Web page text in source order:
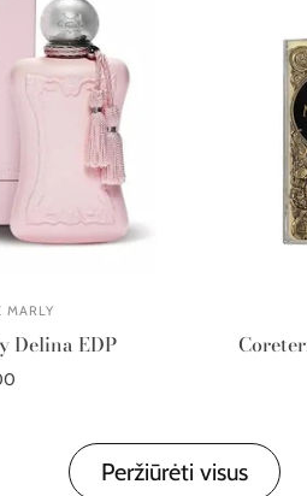
MARLY
Delina EDP
Peržiūrėti visus